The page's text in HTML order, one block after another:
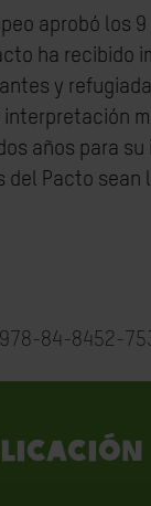
aprobó
ha
y
años para
Pacto
84-8452-